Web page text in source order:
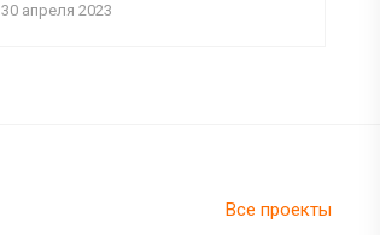
30 апреля 2023
Все проекты